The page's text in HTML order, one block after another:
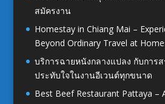
สมัครงาน
Homestay in Chiang Mai –
Beyond Ordinary Travel at
บริการฉายหนังกลางแปลง กับการ
ประทับใจในงานอีเวนต์ทุกขนาด
Best Beef Restaurant Pattaya –